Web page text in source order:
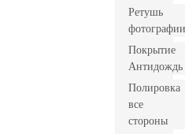
Ретушь
фотографии
Покрытие
Антидождь
Полировка
все
стороны